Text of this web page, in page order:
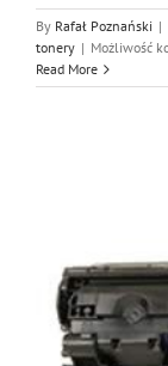
By Rafał Poznański |
tonery | Możliwość
Read More